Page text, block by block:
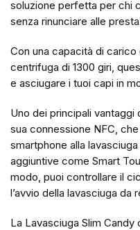
soluzione perfetta per chi
senza rinunciare alle
Con una capacità di
centrifuga di 1300 giri,
e asciugare i tuoi capi in
Uno dei principali vantaggi
sua connessione NFC,
smartphone alla
aggiuntive come Smart
modo, puoi controllare il
l’avvio della lavasciuga da
La Lavasciuga Slim